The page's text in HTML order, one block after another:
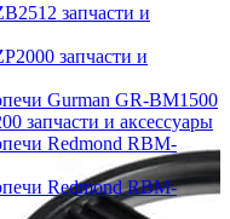
запчасти и
запчасти и
Gurman GR-BM1500
запчасти и аксессуары
Redmond RBM-
Redmond RBM-